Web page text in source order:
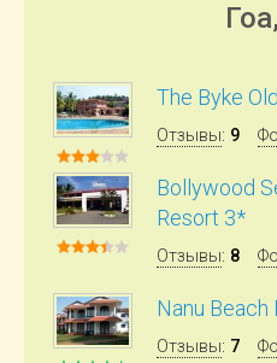
The Byke
Отзывы: 9
Bollywood
Resort 3*
Отзывы: 8
Nanu
Отзывы: 7